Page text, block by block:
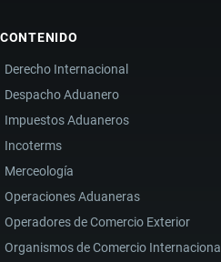
CONTENIDO
Derecho Internacional
Despacho Aduanero
Impuestos Aduaneros
Incoterms
Merceología
Operaciones Aduaneras
Operadores de Comercio Exterior
Organismos de Comercio Internacional